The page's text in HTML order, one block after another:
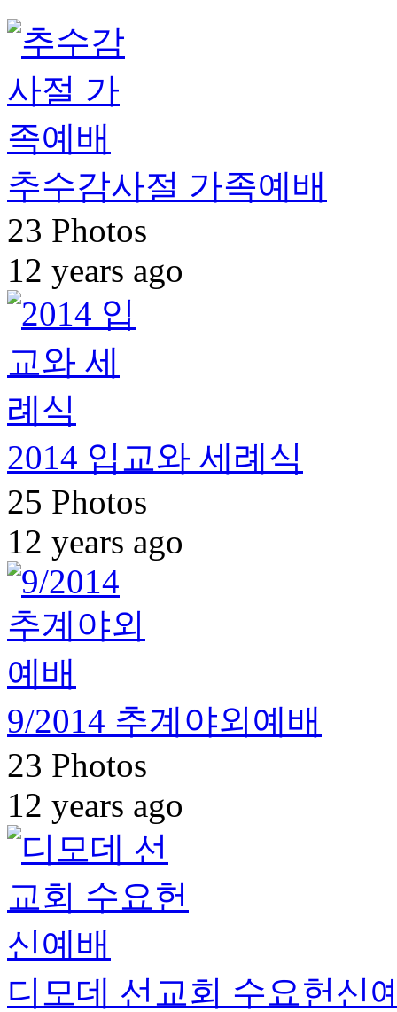
추수감사절 가족예배
23 Photos
12 years ago
2014 입교와 세례식
25 Photos
12 years ago
9/2014 추계야외예배
23 Photos
12 years ago
디모데 선교회 수요헌신